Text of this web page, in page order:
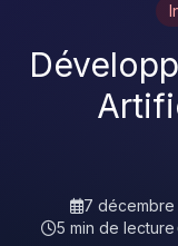
7 décembre
5 min de lecture